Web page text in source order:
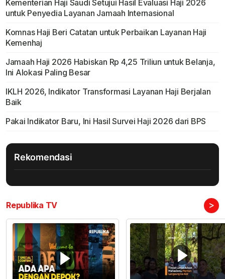
Kementerian Haji Saudi Setujui Hasil Evaluasi Haji 2026
untuk Penyedia Layanan Jamaah Internasional
Komnas Haji Beri Catatan untuk Perbaikan Layanan Haji
Kemenhaj
Jamaah Haji 2026 Habiskan Rp 4,25 Triliun untuk Belanja,
Ini Alokasi Paling Besar
IKLH 2026, Indikator Transformasi Layanan Haji Berjalan
Baik
Pakai Indikator Baru, Ini Hasil Survei Haji 2026 dari BPS
Rekomendasi
Republika TV >